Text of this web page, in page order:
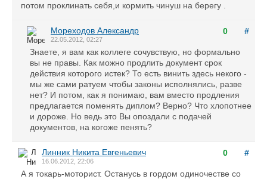
потом проклинать себя,и кормить чинуш на берегу .
0 #
Мореходов Александр
22.05.2012, 02:27
Знаете, я вам как коллеге сочувствую, но формально
вы не правы. Как можно продлить документ срок
действия которого истек? То есть винить здесь некого -
мы же сами ратуем чтобы законы исполнялись, разве
нет? И потом, как я понимаю, вам вместо продления
предлагается поменять диплом? Верно? Что хлопотнее
и дороже. Но ведь это Вы опоздали с подачей
документов, на когоже пенять?
0 #
Линник Никита Евгеньевич
16.06.2012, 22:06
А я токарь-моторист. Останусь в гордом одиночестве со